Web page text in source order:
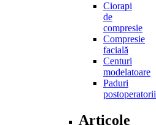
Ciorapi
de
compresie
Compresie
facială
Centuri
modelatoare
Paduri
postoperatorii
Articole